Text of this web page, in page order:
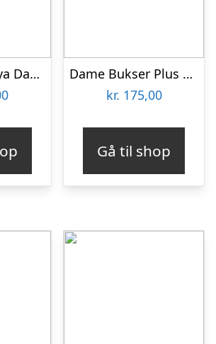
Steenholt Maya Dame Bukser Plus Size – Navy – 52
Dame Bukser Plus Size – Orange – 46
kr. 175,00
Gå til shop